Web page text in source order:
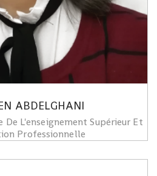
ABDELGHANI
De L'enseignement Supérieur Et
Professionnelle